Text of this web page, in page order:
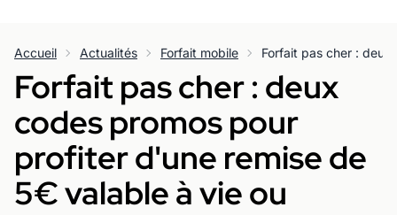
Accueil Actualités Forfait mobile
Forfait pas cher : deux
codes promos pour
profiter d'une remise de
5€ valable à vie ou